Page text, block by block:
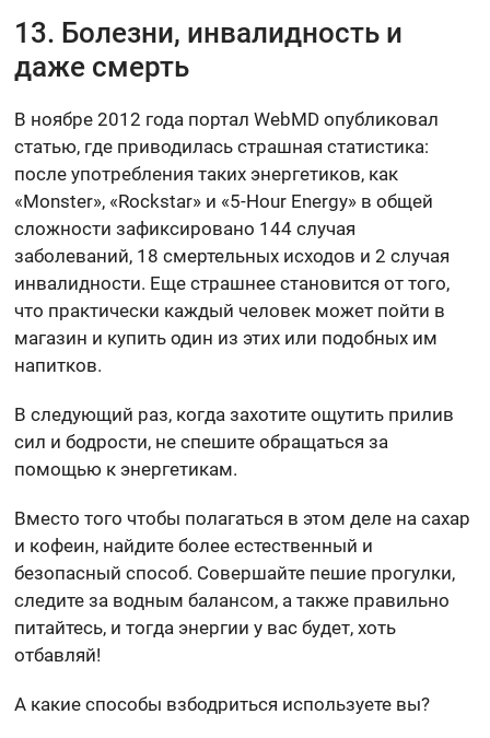
13. Болезни, инвалидность и
даже смерть
В ноябре 2012 года портал WebMD опубликовал
статью, где приводилась страшная статистика:
после употребления таких энергетиков, как
«Monster», «Rockstar» и «5-Hour Energy» в общей
сложности зафиксировано 144 случая
заболеваний, 18 смертельных исходов и 2 случая
инвалидности. Еще страшнее становится от того,
что практически каждый человек может пойти в
магазин и купить один из этих или подобных им
напитков.
В следующий раз, когда захотите ощутить прилив
сил и бодрости, не спешите обращаться за
помощью к энергетикам.
Вместо того чтобы полагаться в этом деле на сахар
и кофеин, найдите более естественный и
безопасный способ. Совершайте пешие прогулки,
следите за водным балансом, а также правильно
питайтесь, и тогда энергии у вас будет, хоть
отбавляй!
А какие способы взбодриться используете вы?